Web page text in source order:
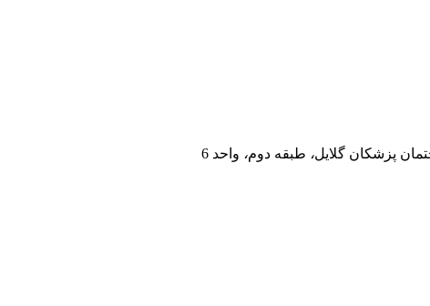
پزشکان گلایل، طبقه دوم، واحد 6